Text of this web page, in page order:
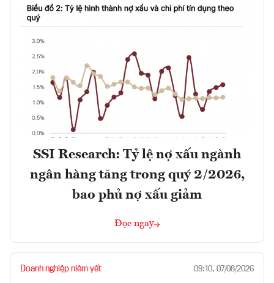
SSI Research: Tỷ lệ nợ xấu ngành
ngân hàng tăng trong quý 2/2026,
bao phủ nợ xấu giảm
Đọc ngay
Doanh nghiệp niêm yết 09:10, 07/08/2026